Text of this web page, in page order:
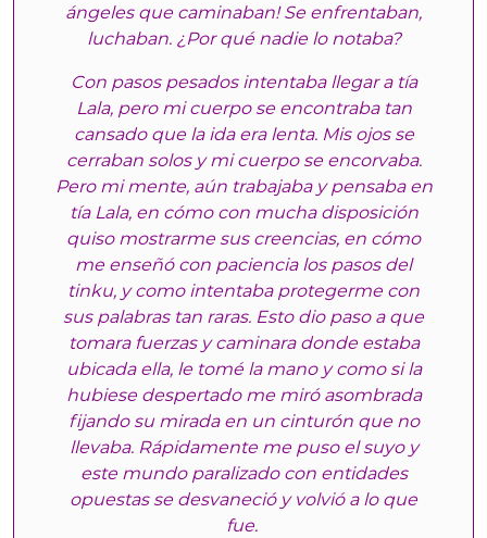
ángeles que caminaban! Se enfrentaban,
luchaban. ¿Por qué nadie lo notaba?
Con pasos pesados intentaba llegar a tía
Lala, pero mi cuerpo se encontraba tan
cansado que la ida era lenta. Mis ojos se
cerraban solos y mi cuerpo se encorvaba.
Pero mi mente, aún trabajaba y pensaba en
tía Lala, en cómo con mucha disposición
quiso mostrarme sus creencias, en cómo
me enseñó con paciencia los pasos del
tinku, y como intentaba protegerme con
sus palabras tan raras. Esto dio paso a que
tomara fuerzas y caminara donde estaba
ubicada ella, le tomé la mano y como si la
hubiese despertado me miró asombrada
fijando su mirada en un cinturón que no
llevaba. Rápidamente me puso el suyo y
este mundo paralizado con entidades
opuestas se desvaneció y volvió a lo que
fue.